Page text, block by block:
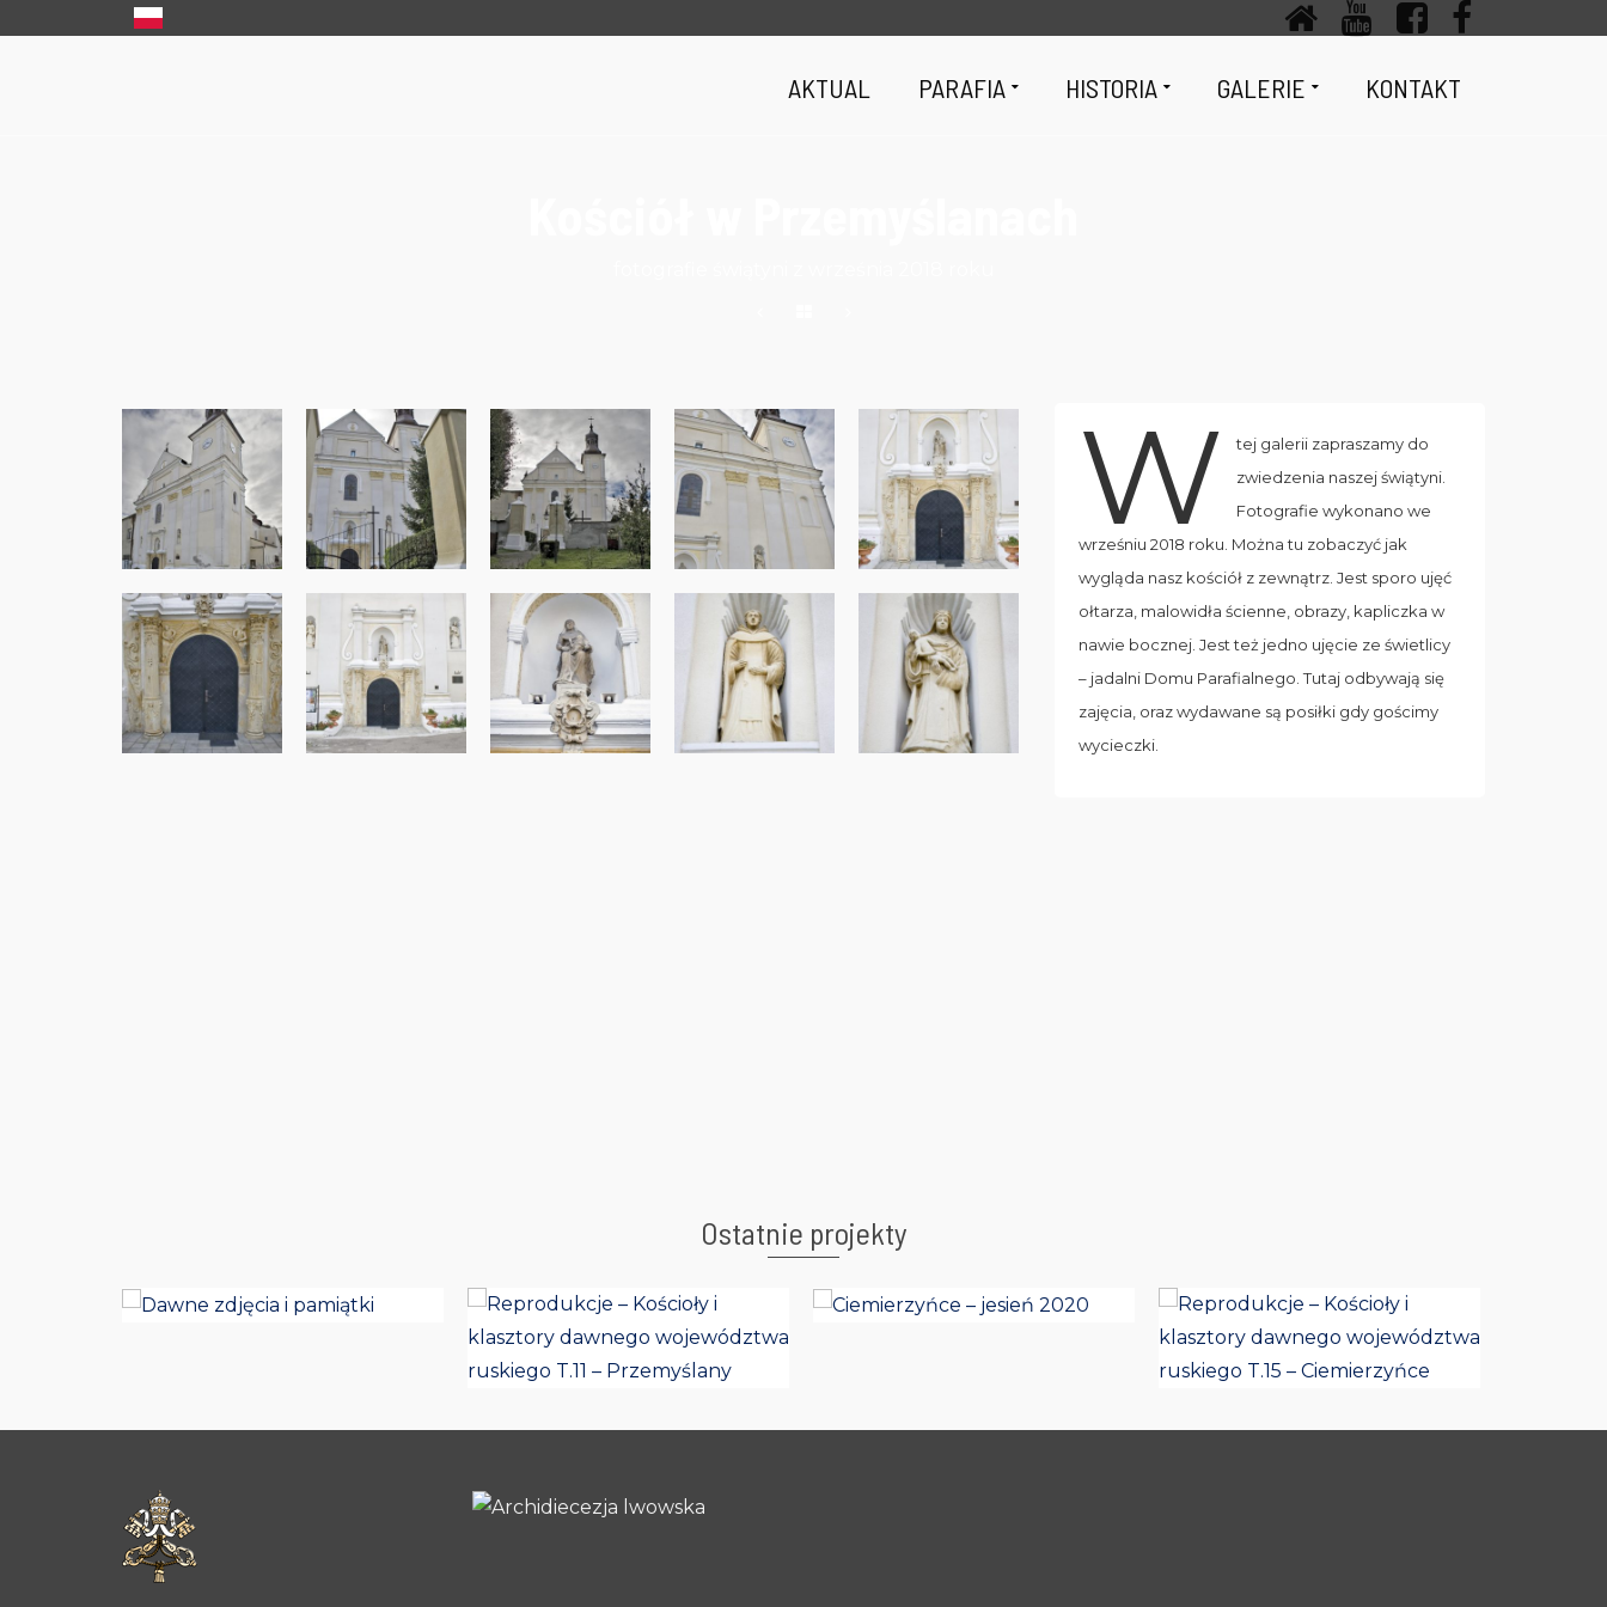
AKTUAL PARAFIA HISTORIA GALERIE KONTAKT
W
tej galerii zapraszamy do
zwiedzenia naszej świątyni.
Fotografie wykonano we
wrześniu 2018 roku. Można tu zobaczyć jak
wygląda nasz kościół z zewnątrz. Jest sporo ujęć
ołtarza, malowidła ścienne, obrazy, kapliczka w
nawie bocznej. Jest też jedno ujęcie ze świetlicy
– jadalni Domu Parafialnego. Tutaj odbywają się
zajęcia, oraz wydawane są posiłki gdy gościmy
wycieczki.
Ostatnie projekty